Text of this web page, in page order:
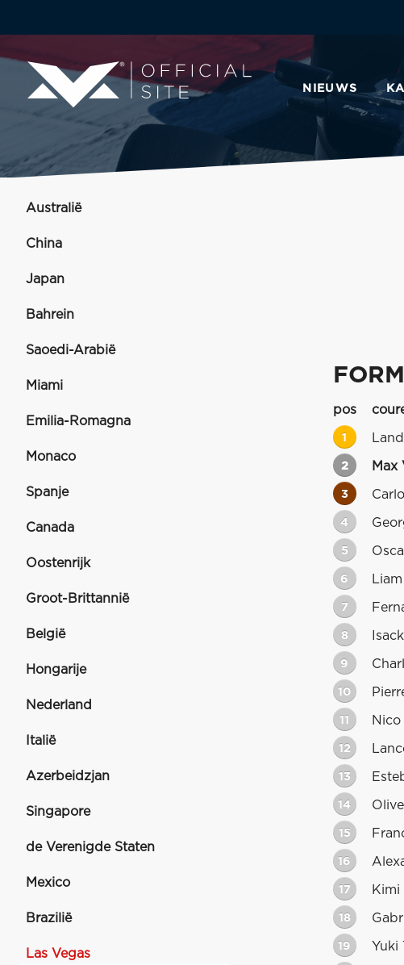
NIEUWS
Australië
China
Japan
Bahrein
Saoedi-Arabië
Miami
Emilia-Romagna
Monaco
Spanje
Canada
Oostenrijk
Groot-Brittannië
België
Hongarije
Nederland
Italië
Azerbeidzjan
Singapore
de Verenigde Staten
Mexico
Brazilië
Las Vegas
pos
1
2 Max
3
4
5
6
7
8
9
10
11 Nico
12
13
14
15
16
17 Kimi
18
19 Yuki